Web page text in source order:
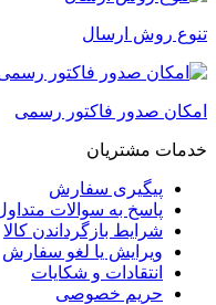
تنوع روش ارسال
امکان صدور فاکتور رسمی
خدمات مشتریان
پیگیری سفارش
پاسخ به سوالات
شرایط بازگرداندن کالا
ویرایش یا لغو سفارش
انتقادات و شکایات
حریم خصوصی